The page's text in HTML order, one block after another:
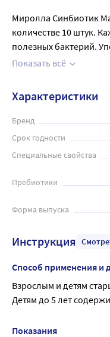
Миролла Синбиотик
количестве 10 штук.
полезных бактерий.
чувствительность к
Показать всё
Характеристики
Бренд
Срок годности
Специальные свойства
Пребиотики
Форма выпуска
Инструкция
Способ применения и
Взрослым и детям
Детям до 5 лет
Показания